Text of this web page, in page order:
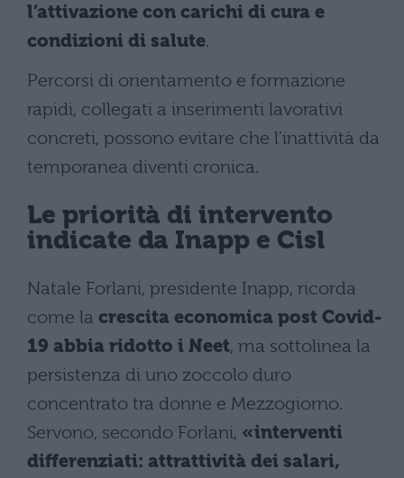
l’attivazione con carichi di cura e
condizioni di salute.
Percorsi di orientamento e formazione
rapidi, collegati a inserimenti lavorativi
concreti, possono evitare che l’inattività da
temporanea diventi cronica.
Le priorità di intervento
indicate da Inapp e Cisl
Natale Forlani, presidente Inapp, ricorda
come la crescita economica post Covid-
19 abbia ridotto i Neet, ma sottolinea la
persistenza di uno zoccolo duro
concentrato tra donne e Mezzogiorno.
Servono, secondo Forlani, «interventi
differenziati: attrattività dei salari,